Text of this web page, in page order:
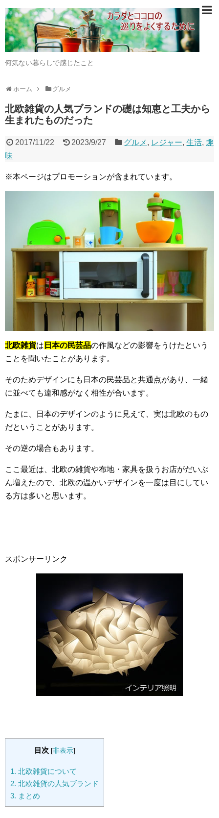
何気ない暮らしで感じたこと
ホーム グルメ
北欧雑貨の人気ブランドの礎は知恵と工夫から
生まれたものだった
2017/11/22 2023/9/27 グルメ , レジャー,生活, 趣
味
※本ページはプロモーションが含まれています。
北欧雑貨は 日本の民芸品の作風などの影響をうけたという
ことを聞いたことがあります。
そのためデザインにも日本の民芸品と共通点があり、一緒
に並べても違和感がなく相性が合います。
たまに、日本のデザインのように見えて、実は北欧のもの
だということがあります。
その逆の場合もあります。
ここ最近は、北欧の雑貨や布地・家具を扱うお店がだいぶ
ん増えたので、北欧の温かいデザインを一度は目にしてい
る方は多いと思います。
スポンサーリンク
目次 [非表示]
1. 北欧雑貨について
2. 北欧雑貨の人気ブランド
3. まとめ